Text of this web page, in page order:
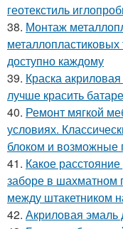
геотекстиль
38. Монтаж
металлопластиковых
доступно каждому
39. Краска
лучше красить
40. Ремонт мягкой
условиях.
блоком и возможные
41. Какое
заборе в шахматном
между штакетником
42. Акриловая эмаль